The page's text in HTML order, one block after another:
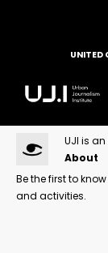
UNITED
UJI is
About
Be the first to
and activities.